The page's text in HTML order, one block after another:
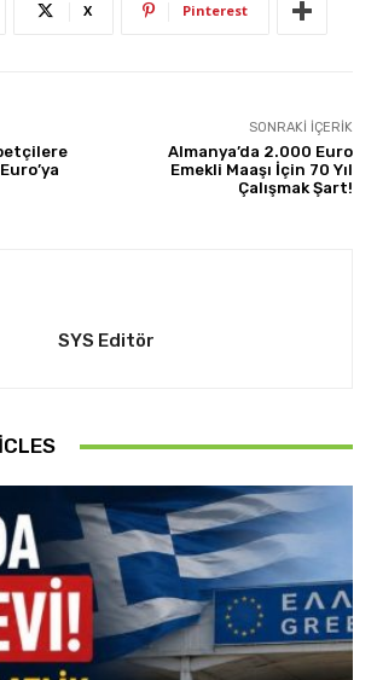
X Pinterest
SONRAKI İÇERIK
Almanya’da 2.000 Euro
Emekli Maaşı İçin 70 Yıl
Çalışmak Şart!
SYS Editör